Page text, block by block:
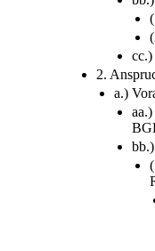
cc.)
2.
a.)